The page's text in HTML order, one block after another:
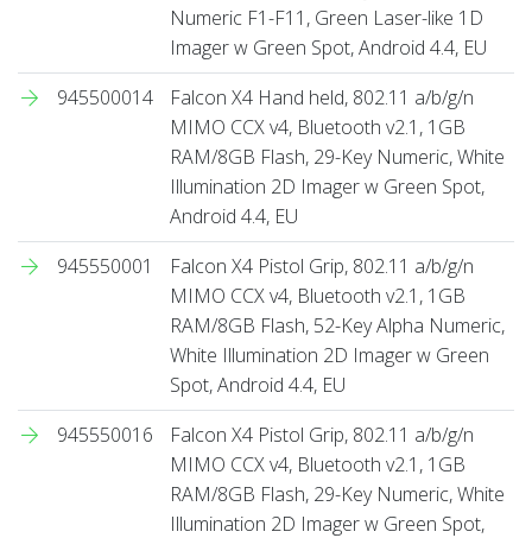
Numeric F1-F11, Green Laser-like 1D
Imager w Green Spot, Android 4.4, EU
945500014
Falcon X4 Hand held, 802.11 a/b/g/n
MIMO CCX v4, Bluetooth v2.1, 1GB
RAM/8GB Flash, 29-Key Numeric, White
Illumination 2D Imager w Green Spot,
Android 4.4, EU
945550001
Falcon X4 Pistol Grip, 802.11 a/b/g/n
MIMO CCX v4, Bluetooth v2.1, 1GB
RAM/8GB Flash, 52-Key Alpha Numeric,
White Illumination 2D Imager w Green
Spot, Android 4.4, EU
945550016
Falcon X4 Pistol Grip, 802.11 a/b/g/n
MIMO CCX v4, Bluetooth v2.1, 1GB
RAM/8GB Flash, 29-Key Numeric, White
Illumination 2D Imager w Green Spot,